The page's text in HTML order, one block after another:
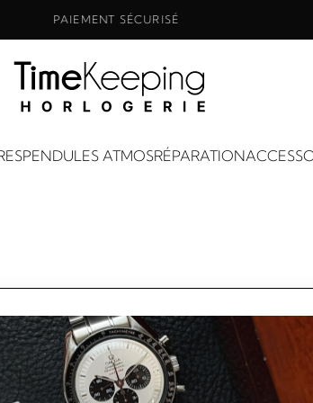
PAIEMENT SÉCURISÉ
PENDULES ATMOSRÉPARATION